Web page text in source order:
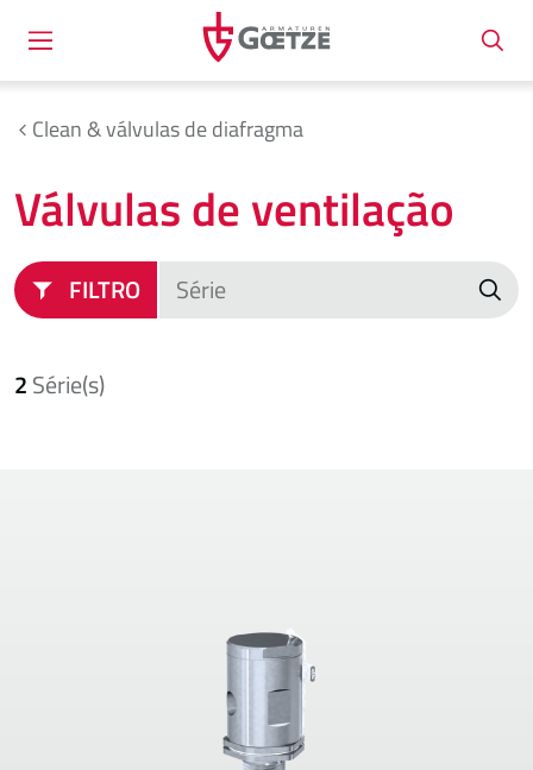
Clean & válvulas de diafragma
Válvulas de ventilação
FILTRO
2Série(s)